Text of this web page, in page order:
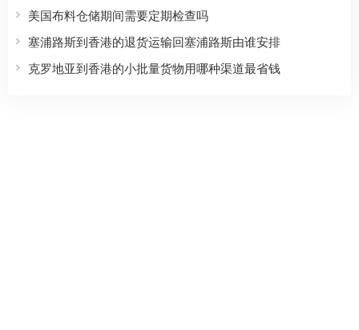
美国布料仓储期间需要定期检查吗
塞浦路斯到香港的退货运输回塞浦路斯由谁安排
克罗地亚到香港的小批量货物用哪种渠道最省钱